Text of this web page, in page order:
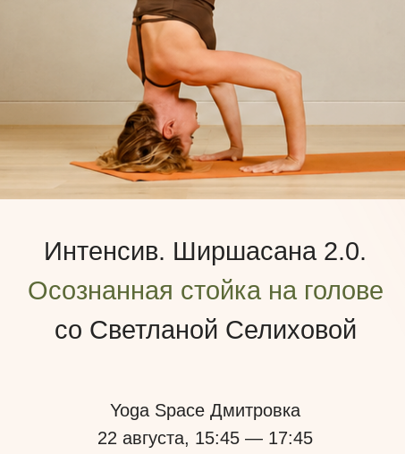
Интенсив. Ширшасана 2.0.
Осознанная стойка на голове
со Светланой Селиховой
Yoga Space Дмитровка
22 августа, 15:45 — 17:45